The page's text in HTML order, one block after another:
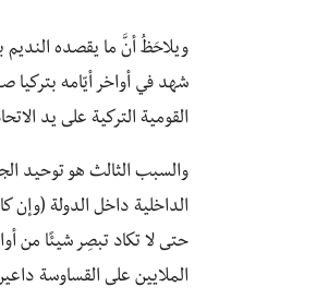
ويلاحَظُ أنَّ ما يقصده النديم
شهد في أواخر أيّامه بتركيا
القومية التركية على يد
والسبب الثالث هو توحيد
الداخلية داخل الدولة (وإن
حتى لا تكاد تبصِر شيئًا من
الملايين على القساوسة